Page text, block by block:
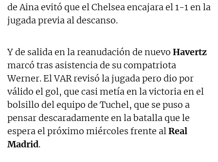
de Aina evitó que el Chelsea encajara el 1-1 en la
jugada previa al descanso.
Y de salida en la reanudación de nuevo Havertz
marcó tras asistencia de su compatriota
Werner. El VAR revisó la jugada pero dio por
válido el gol, que casi metía en la victoria en el
bolsillo del equipo de Tuchel, que se puso a
pensar descaradamente en la batalla que le
espera el próximo miércoles frente alReal
Madrid.